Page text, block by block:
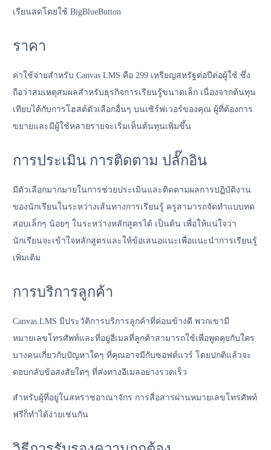
เรียนสดโดยใช้ BigBlueButton
ราคา
ค่าใช้จ่ายสำหรับ Canvas LMS คือ 299 เหรียญสหรัฐต่อปีต่อผู้ใช้ ซึ่ง
ถือว่าสมเหตุสมผลสำหรับธุรกิจการเรียนรู้ขนาดเล็ก เนื่องจากต้นทุน
เทียบได้กับการโฮสต์ตัวเลือกอื่นๆ บนเซิร์ฟเวอร์ของคุณ ผู้ที่ต้องการ
ขยายและมีผู้ใช้หลายรายจะเริ่มเห็นต้นทุนเพิ่มขึ้น
การประเมิน การติดตาม ปลั๊กอิน
มีตัวเลือกมากมายในการช่วยประเมินและติดตามผลการปฏิบัติงาน
ของนักเรียนในระหว่างเส้นทางการเรียนรู้ ครูสามารถจัดทำแบบทด
สอบเล็กๆ น้อยๆ ในระหว่างหลักสูตรได้ เป็นต้น เพื่อให้แน่ใจว่า
นักเรียนจะเข้าใจหลักสูตรและให้ข้อเสนอแนะเพื่อแนะนำการเรียนรู้
เพิ่มเติม
การบริการลูกค้า
Canvas LMS มีประวัติการบริการลูกค้าที่ค่อนข้างดี พวกเขามี
หมายเลขโทรศัพท์และที่อยู่อีเมลที่ลูกค้าสามารถใช้เพื่อพูดคุยกับใคร
บางคนเกี่ยวกับปัญหาใดๆ ที่คุณอาจมีกับซอฟต์แวร์ โดยปกติแล้วจะ
ตอบกลับข้อสงสัยใดๆ ที่ส่งทางอีเมลอย่างรวดเร็ว
สำหรับผู้ที่อยู่ในสหราชอาณาจักร การสื่อสารผ่านหมายเลขโทรศัพท์
ฟรีก็ทำได้ง่ายเช่นกัน